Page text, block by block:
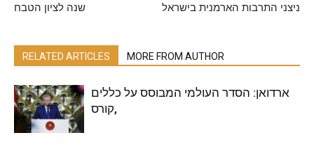
שנה לציון הטבח ניצני התרבות הארמנית בישראל
RELATED ARTICLES MORE FROM AUTHOR
ארדואן: הסדר העולמי המבוסס על כללים
,קורס